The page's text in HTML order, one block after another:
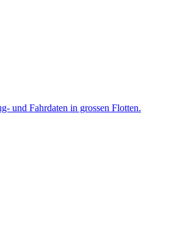
und Fahrdaten in grossen Flotten.